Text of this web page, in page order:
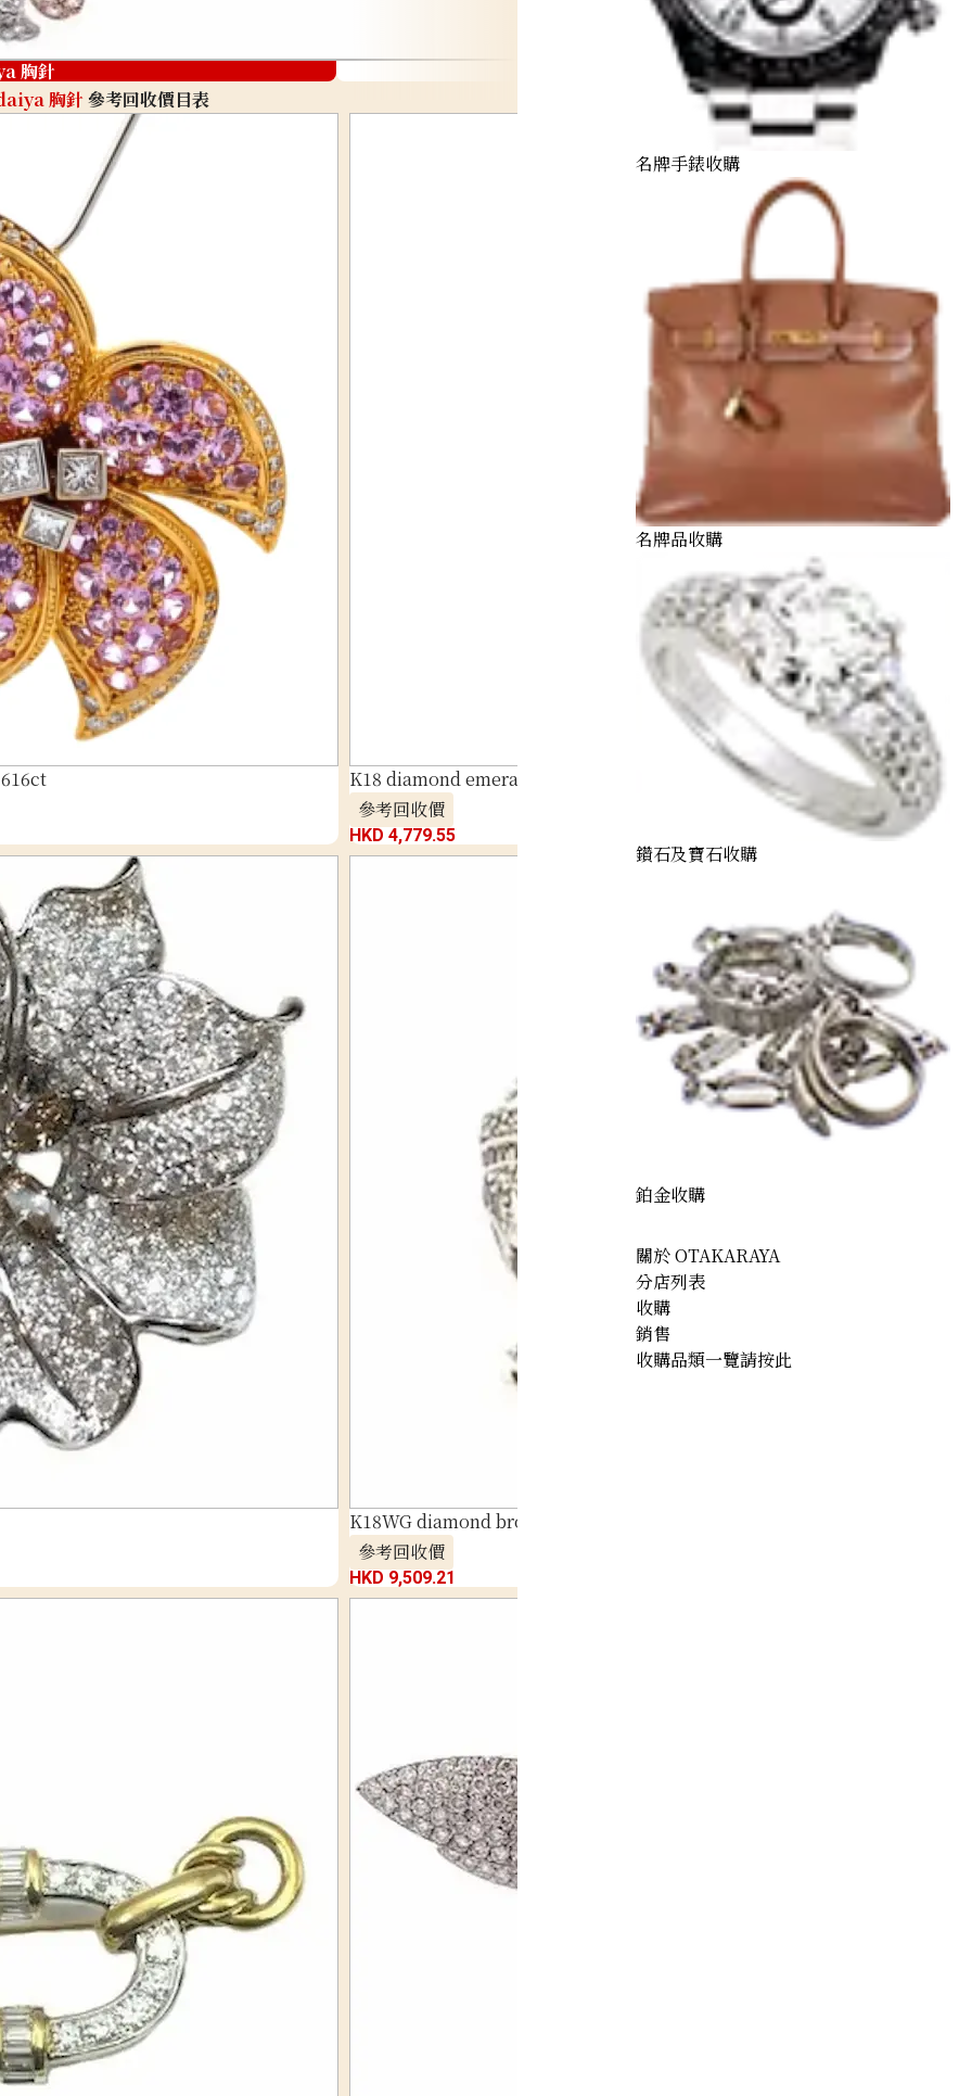
胸針
daiya-4carat
胸針參考回收價目表
K18 diamond emerald brooch
參考回收價
HKD 4,779.55
K18WG diamond brooch 3 ct
參考回收價
HKD 9,509.21
名牌手錶收購
名牌品收購
鑽石及寶石收購
鉑金收購
關於 OTAKARAYA
分店列表
收購
銷售
收購品類一覽請按此